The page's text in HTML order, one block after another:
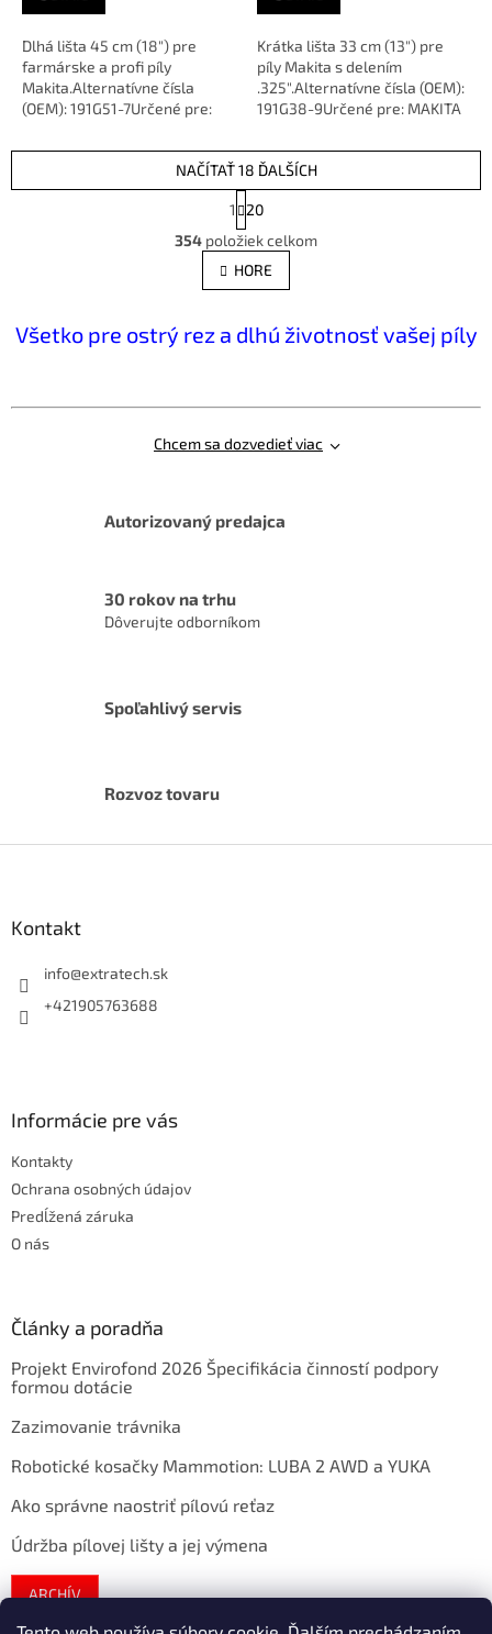
Dlhá lišta 45 cm (18") pre
farmárske a profi píly
Makita.Alternatívne čísla
(OEM): 191G51-7Určené pre:
EA6100PDĺžka: 45 cm...
Krátka lišta 33 cm (13") pre
píly Makita s delením
.325".Alternatívne čísla (OEM):
191G38-9Určené pre: MAKITA
O
v
l
á
a
r
v
v
u
NAČÍTAŤ 18 ĎALŠÍCH
S
t
r
á
n
k
v
a
e
1
20
354 položiek celkom
HORE
Všetko pre ostrý rez a dlhú životnosť vašej píly
Chcem sa dozvedieť viac
Autorizovaný predajca
30 rokov na trhu
Dôverujte odborníkom
Spoľahlivý servis
Rozvoz tovaru
Kontakt
info@extratech.sk
+421905763688
Informácie pre vás
Kontakty
Ochrana osobných údajov
Predĺžená záruka
O nás
Články a poradňa
Projekt Envirofond 2026 Špecifikácia činností podpory
formou dotácie
Zazimovanie trávnika
Robotické kosačky Mammotion: LUBA 2 AWD a YUKA
Ako správne naostriť pílovú reťaz
Údržba pílovej lišty a jej výmena
ARCHÍV